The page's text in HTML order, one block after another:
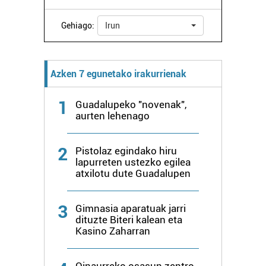
zure baimena Cookieen adierazpenean.
Webgune honek cookie propioak eta hirugarrenen cookie-
baliatzen gara. Ohar hau onartuz gero, teknologia hori
Gehiago: Irun
Azken 7 egunetako irakurrienak
1
Guadalupeko "novenak",
aurten lehenago
2
Pistolaz egindako hiru
lapurreten ustezko egilea
atxilotu dute Guadalupen
3
Gimnasia aparatuak jarri
dituzte Biteri kalean eta
Kasino Zaharran